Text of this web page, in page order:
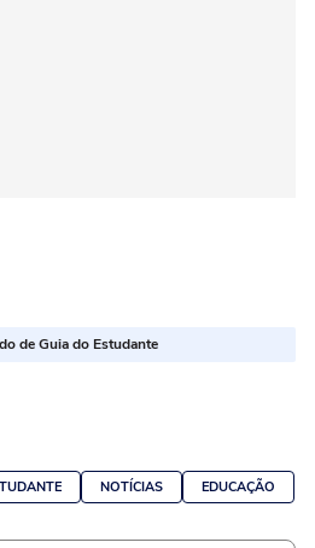
de Guia do Estudante
NOTÍCIAS EDUCAÇÃO